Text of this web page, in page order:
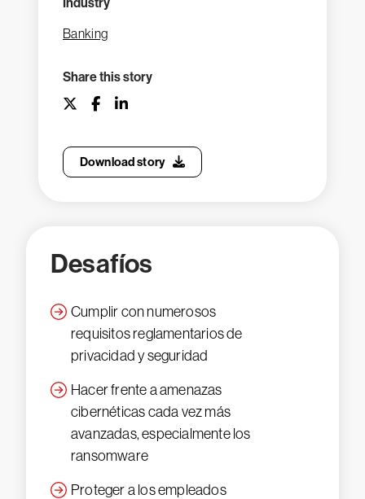
Banking
Share this story
Download story
Desafíos
Cumplir con numerosos
requisitos reglamentarios de
privacidad y seguridad
Hacer frente a amenazas
cibernéticas cada vez más
avanzadas, especialmente los
ransomware
Proteger a los empleados